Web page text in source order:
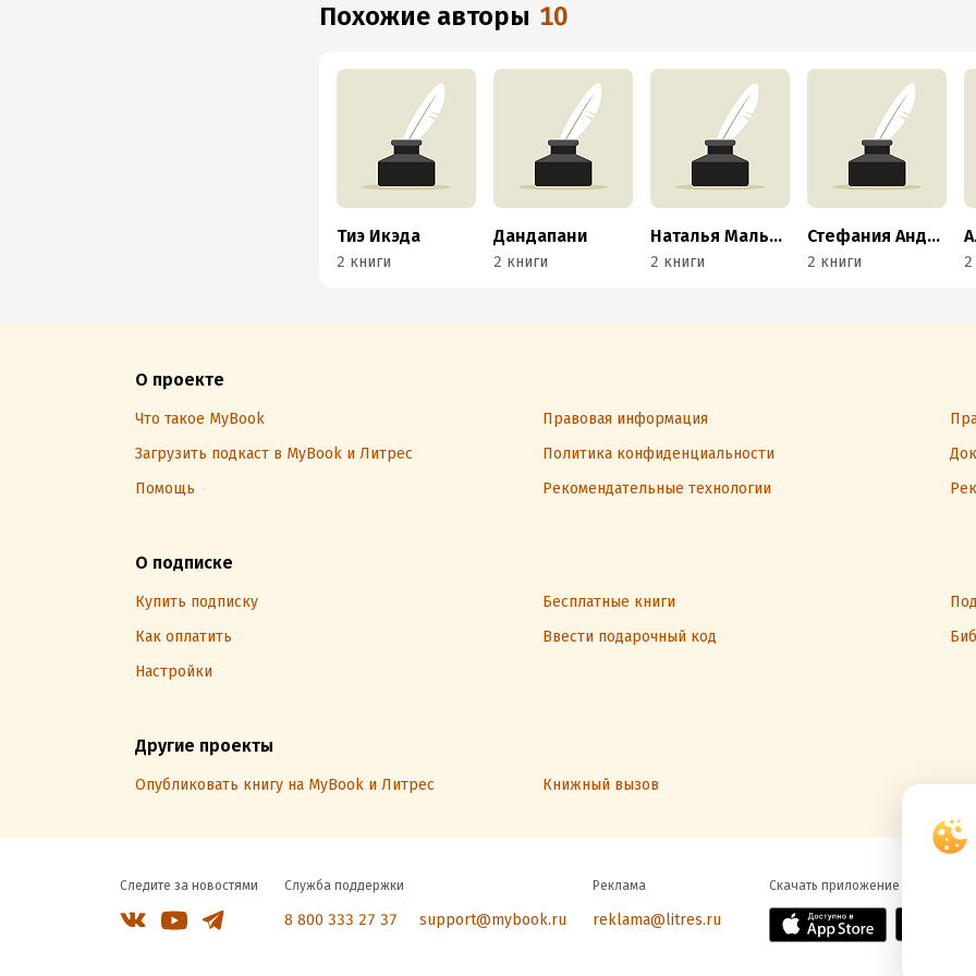
Похожие авторы 10
Тиэ Икэда
2 книги
Дандапани
2 книги
Наталья Мальцева
2 книги
Стефания Андреоли
2 книги 2
О проекте
Что такое MyBook Правовая информация
Загрузить подкаст в MyBook и Литрес
Политика конфиденциальности
Помощь
Рекомендательные технологии
О подписке
Купить подписку Бесплатные книги
Как оплатить
Ввести подарочный код
Настройки
Другие проекты
Опубликовать книгу на MyBook и Литрес Книжный вызов
Следите за новостями Служба поддержки
8 800 333 27 37 support@mybook.ru
Реклама
reklama@litres.ru
Скачать приложение